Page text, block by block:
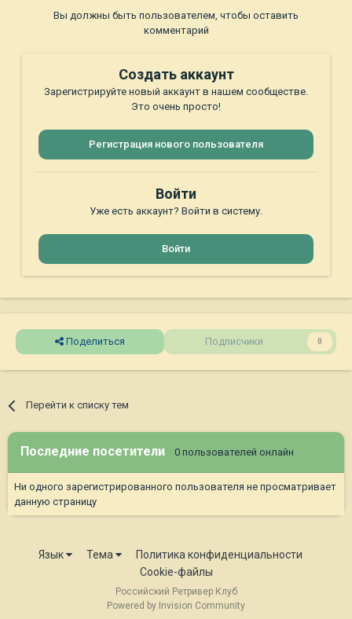
Вы должны быть пользователем, чтобы оставить
комментарий
Создать аккаунт
Зарегистрируйте новый аккаунт в нашем сообществе.
Это очень просто!
Регистрация нового пользователя
Войти
Уже есть аккаунт? Войти в систему.
Войти
Поделиться Подписчики 0
Перейти к списку тем
Последние посетители 0 пользователей онлайн
Ни одного зарегистрированного пользователя не просматривает
данную страницу
Язык Тема
Политика конфиденциальности
Cookie-файлы
Российский Ретривер Клуб
Powered by Invision Community